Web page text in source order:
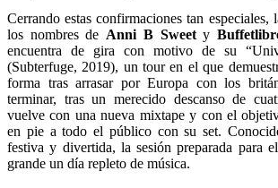
Cerrando estas confirmaciones tan especiales,
los nombres de Anni B Sweety
encuentra de gira con motivo de su
(Subterfuge, 2019), un tour en el que
forma tras arrasar por Europa con los
terminar, tras un merecido descanso de
vuelve con una nueva mixtape y con el
en pie a todo el público con su set.
festiva y divertida, la sesión preparada para
grande un día repleto de música.